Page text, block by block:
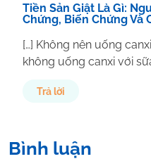
Tiền Sản Giật Là Gì:
Chứng, Biến Chứng Và
[…] Không nên uống
không uống canxi với
Trả lời
Bình luận